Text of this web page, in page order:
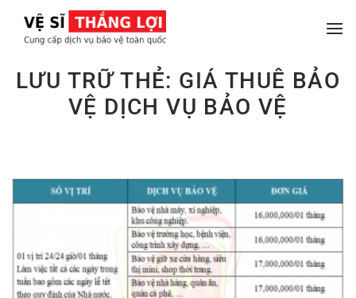
Chuyển
dungLƯU TRỮ THẺ: GIÁ THUÊ BẢO
VỆ DỊCH VỤ BẢO VỆ